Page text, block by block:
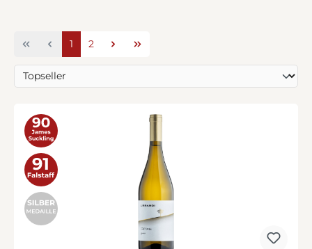
Seite
1 Seite
2